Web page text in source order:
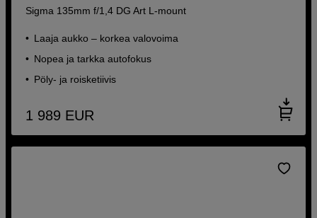
Sigma 135mm f/1,4 DG Art L-mount
Laaja aukko – korkea valovoima
Nopea ja tarkka autofokus
Pöly- ja roisketiivis
1 989 EUR